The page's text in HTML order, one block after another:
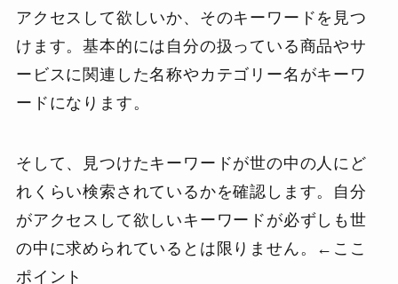
アクセスして欲しいか、そのキーワードを見つ
けます。基本的には自分の扱っている商品やサ
ービスに関連した名称やカテゴリー名がキーワ
ードになります。
そして、見つけたキーワードが世の中の人にど
れくらい検索されているかを確認します。自分
がアクセスして欲しいキーワードが必ずしも世
の中に求められているとは限りません。←ここ
ポイント